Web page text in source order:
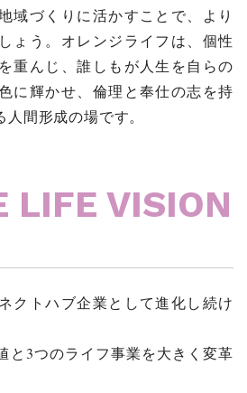
域づくりに活かすことで、より
ょう。オレンジライフは、個性
重んじ、誰しもが人生を自らの
に輝かせ、倫理と奉仕の志を持
間形成の場です。
LIFE VISION
クトハブ企業として進化し続け
と3つのライフ事業を大きく変革